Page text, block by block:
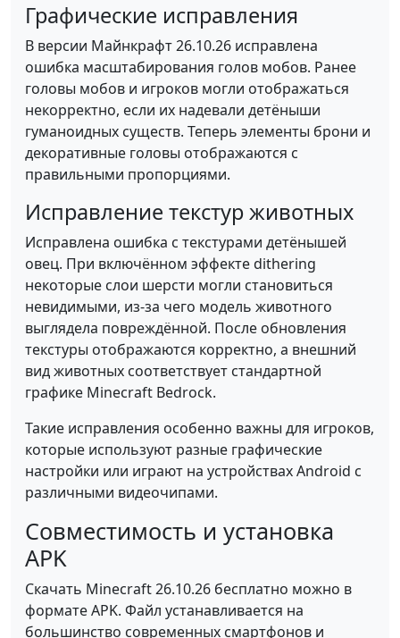
Графические исправления
В версии Майнкрафт 26.10.26 исправлена
ошибка масштабирования голов мобов. Ранее
головы мобов и игроков могли отображаться
некорректно, если их надевали детёныши
гуманоидных существ. Теперь элементы брони и
декоративные головы отображаются с
правильными пропорциями.
Исправление текстур животных
Исправлена ошибка с текстурами детёнышей
овец. При включённом эффекте dithering
некоторые слои шерсти могли становиться
невидимыми, из-за чего модель животного
выглядела повреждённой. После обновления
текстуры отображаются корректно, а внешний
вид животных соответствует стандартной
графике Minecraft Bedrock.
Такие исправления особенно важны для игроков,
которые используют разные графические
настройки или играют на устройствах Android с
различными видеочипами.
Совместимость и установка
APK
Скачать Minecraft 26.10.26 бесплатно можно в
формате APK. Файл устанавливается на
большинство современных смартфонов и